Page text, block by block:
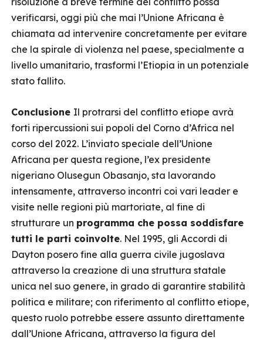
verificarsi, oggi più che mai l’Unione Africana è
chiamata ad intervenire concretamente per evitare
che la spirale di violenza nel paese, specialmente a
livello umanitario, trasformi l’Etiopia in un potenziale
stato fallito.
Conclusione Il protrarsi del conflitto etiope avrà
forti ripercussioni sui popoli del Corno d’Africa nel
corso del 2022. L’inviato speciale dell’Unione
Africana per questa regione, l’ex presidente
nigeriano Olusegun Obasanjo, sta lavorando
intensamente, attraverso incontri coi vari leader e
visite nelle regioni più martoriate, al fine di
strutturare un programma che possa soddisfare
tutti le parti coinvolte. Nel 1995, gli Accordi di
Dayton posero fine alla guerra civile jugoslava
attraverso la creazione di una struttura statale
unica nel suo genere, in grado di garantire stabilità
politica e militare; con riferimento al conflitto etiope,
questo ruolo potrebbe essere assunto direttamente
dall’Unione Africana, attraverso la figura del